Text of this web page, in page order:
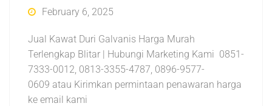
February 6, 2025
Jual Kawat Duri Galvanis Harga Murah
Terlengkap Blitar | Hubungi Marketing Kami 0851-
7333-0012, 0813-3355-4787, 0896-9577-
0609 atau Kirimkan permintaan penawaran harga
ke email kami